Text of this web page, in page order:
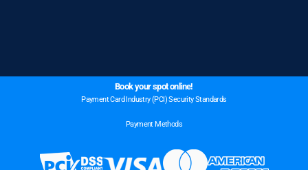
Book your spot online!
Payment Card Industry (PCI) Security Standards
Payment Methods